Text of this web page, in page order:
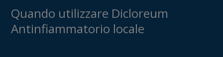
Quando utilizzare Dicloreum
Antinfiammatorio locale